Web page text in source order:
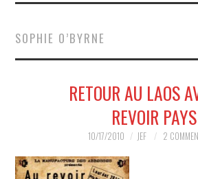
MUSIQUE
HUMOUR
HORS SCÈNE
SOPHIE O’BYRNE
RETOUR AU LAOS
REVOIR PAYS
10/17/2010 JEF 2